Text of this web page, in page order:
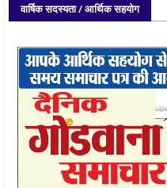
वार्षिक सदस्यता / आर्थिक सहयोग